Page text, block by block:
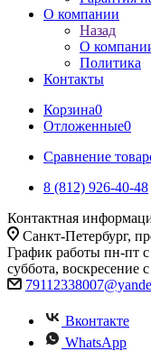
О компании
Назад
О
Политика
Контакты
Корзина0
Отложенные0
Сравнение
8 (812) 926-40-48
Контактная
Санкт-Петербург,
График работы пн-пт
суббота, воскресение
Вконтакте
WhatsApp